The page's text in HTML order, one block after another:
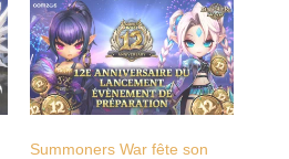
Summoners War fête son